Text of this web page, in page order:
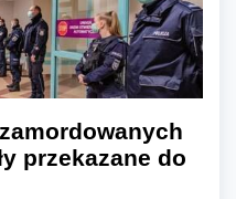
przekazane do